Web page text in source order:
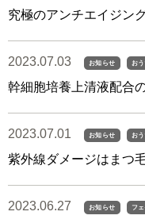
究極のアンチエイジン
2023.07.03 お知らせ お
幹細胞培養上清液配合
2023.07.01 お知らせ お
紫外線ダメージはまつ
2023.06.27 お知らせ フ